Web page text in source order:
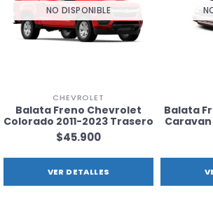
NO DISPONIBLE
CHEVROLET
Balata Freno Chevrolet
Colorado 2011-2023 Trasero
$45.900
VER DETALLES
Balata
Caravan